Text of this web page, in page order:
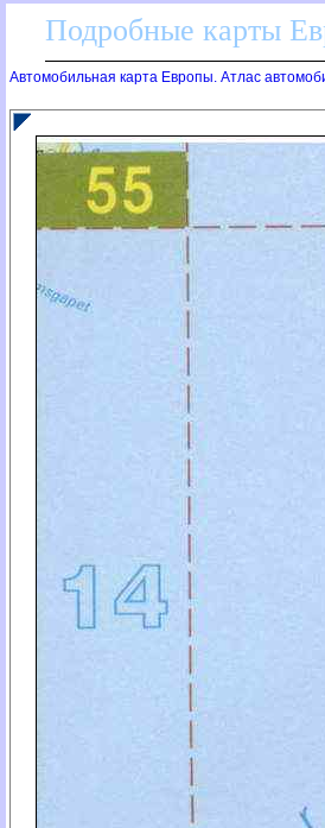
Подробные карты
Автомобильная карта Европы. Атлас